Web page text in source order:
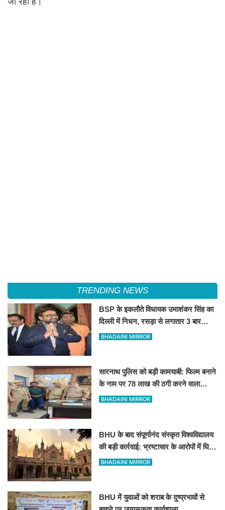
TRENDING NEWS
BSP के इकलौते विधायक उमाशंकर सिंह का
दिल्ली में निधन, रसड़ा से लगातार 3 बार
जीतकर रचा था इतिहास
BHADAINI MIRROR
सारनाथ पुलिस को बड़ी कामयाबी: फिल्म बनाने
के नाम पर 78 लाख की ठगी करने वाला
शातिर मुंबई से गिरफ्तार
BHADAINI MIRROR
BHU के बाद संपूर्णानंद संस्कृत विश्वविद्यालय
की बड़ी कार्रवाई: भ्रष्टाचार के आरोपों में घिरे
प्रो. ब्रजभूषण ओझा सभी निकायों से
BHADAINI MIRROR
BHU में युवाओं को शराब के दुष्प्रभावों से